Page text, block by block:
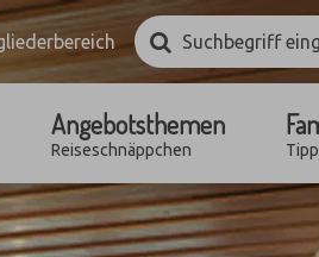
Suchbegriff
eingebenSuchen
Angebotsthemen
Reiseschnäppchen